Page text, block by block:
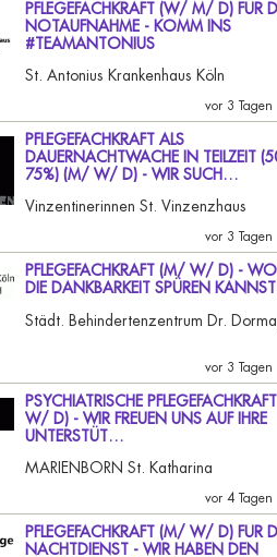
PFLEGEFACHKRAFT (W/ M/ D) FÜR
NOTAUFNAHME - KOMM INS
#TEAMANTONIUS
St. Antonius Krankenhaus Köln
vor 3 Tagen
PFLEGEFACHKRAFT ALS
DAUERNACHTWACHE IN TEILZEIT
75%) (M/ W/ D) - WIR SUCH…
Vinzentinerinnen St. Vinzenzhaus
vor 3 Tagen
PFLEGEFACHKRAFT (M/ W/ D) -
DIE DANKBARKEIT SPÜREN
vor 3 Tagen
PSYCHIATRISCHE
W/ D) - WIR FREUEN UNS AUF IHRE
UNTERSTÜT…
MARIENBORN St. Katharina
vor 4 Tagen
PFLEGEFACHKRAFT (M/ W/ D) FÜR
NACHTDIENST - WIR HABEN DEN